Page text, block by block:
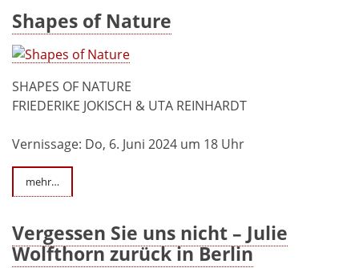
Shapes of Nature
SHAPES OF NATURE
FRIEDERIKE JOKISCH & UTA REINHARDT
Vernissage: Do, 6. Juni 2024 um 18 Uhr
mehr…
Vergessen Sie uns nicht – Julie
Wolfthorn zurück in Berlin